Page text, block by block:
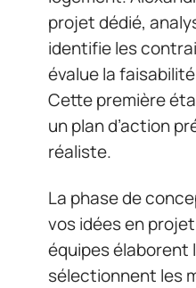
projet dédié,
identifie les
évalue la
Cette première
un plan d’action
réaliste.
La phase de
vos idées en
équipes élaborent
sélectionnent les